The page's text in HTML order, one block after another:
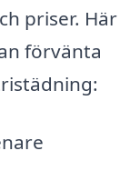
priser. Här
förvänta